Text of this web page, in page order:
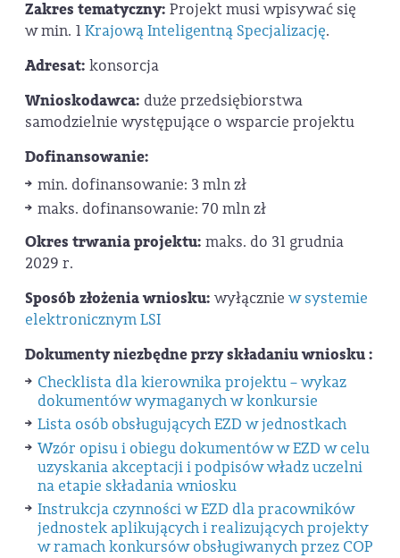
Zakres tematyczny: Projekt musi wpisywać się
w min. 1 Krajową Inteligentną Specjalizację.
Adresat: konsorcja
Wnioskodawca: duże przedsiębiorstwa
samodzielnie występujące o wsparcie projektu
Dofinansowanie:
min. dofinansowanie: 3 mln zł
maks. dofinansowanie: 70 mln zł
Okres trwania projektu: maks. do 31 grudnia
2029 r.
Sposób złożenia wniosku: wyłącznie w systemie
elektronicznym LSI
Dokumenty niezbędne przy składaniu wniosku :
Checklista dla kierownika projektu – wykaz
dokumentów wymaganych w konkursie
Lista osób obsługujących EZD w jednostkach
Wzór opisu i obiegu dokumentów w EZD w celu
uzyskania akceptacji i podpisów władz uczelni
na etapie składania wniosku
Instrukcja czynności w EZD dla pracowników
jednostek aplikujących i realizujących projekty
w ramach konkursów obsługiwanych przez COP